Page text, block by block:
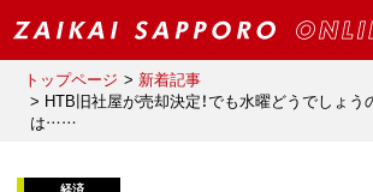
トップページ
新着記事
HTB旧社屋が売却決定！でも水曜どうでしょ
は……